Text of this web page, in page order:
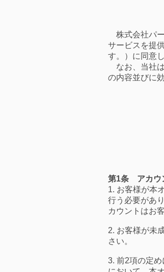
株式会社パ
サービスを提
す。）に同意
なお、当社
の内容並びに
第1条 アカウ
1. お客様が本
行う必要があ
カウントはお
2. お客様が未
さい。
3. 前2項の定